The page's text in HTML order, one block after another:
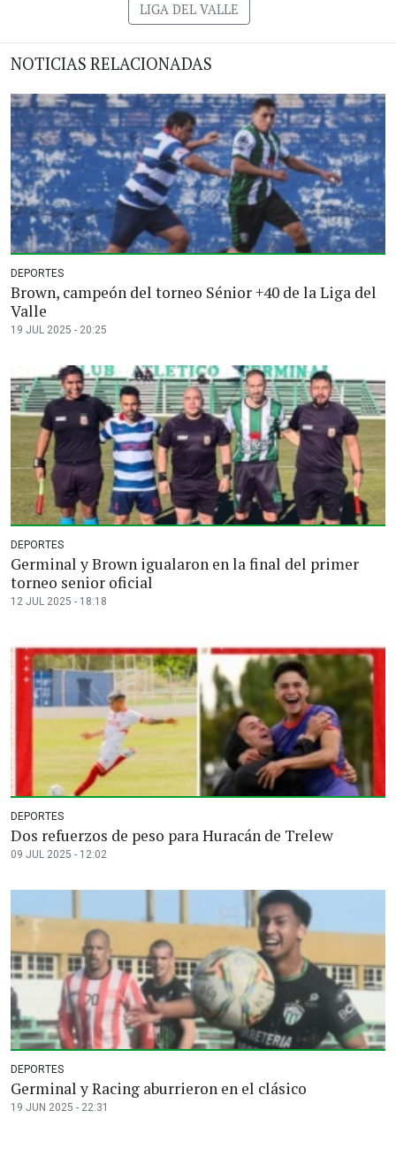
LIGA DEL VALLE
NOTICIAS RELACIONADAS
DEPORTES
Brown, campeón del torneo Sénior +40 de la Liga del
Valle
19 JUL 2025 - 20:25
DEPORTES
Germinal y Brown igualaron en la final del primer
torneo senior oficial
12 JUL 2025 - 18:18
DEPORTES
Dos refuerzos de peso para Huracán de Trelew
09 JUL 2025 - 12:02
DEPORTES
Germinal y Racing aburrieron en el clásico
19 JUN 2025 - 22:31